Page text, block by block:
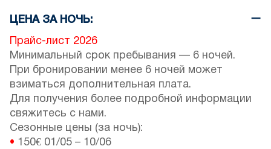
ЦЕНА ЗА НОЧЬ:
Прайс-лист 2026
Минимальный срок пребывания — 6 ночей.
При бронировании менее 6 ночей может
взиматься дополнительная плата.
Для получения более подробной информации
свяжитесь с нами.
Сезонные цены (за ночь):
• 150€ 01/05 – 10/06